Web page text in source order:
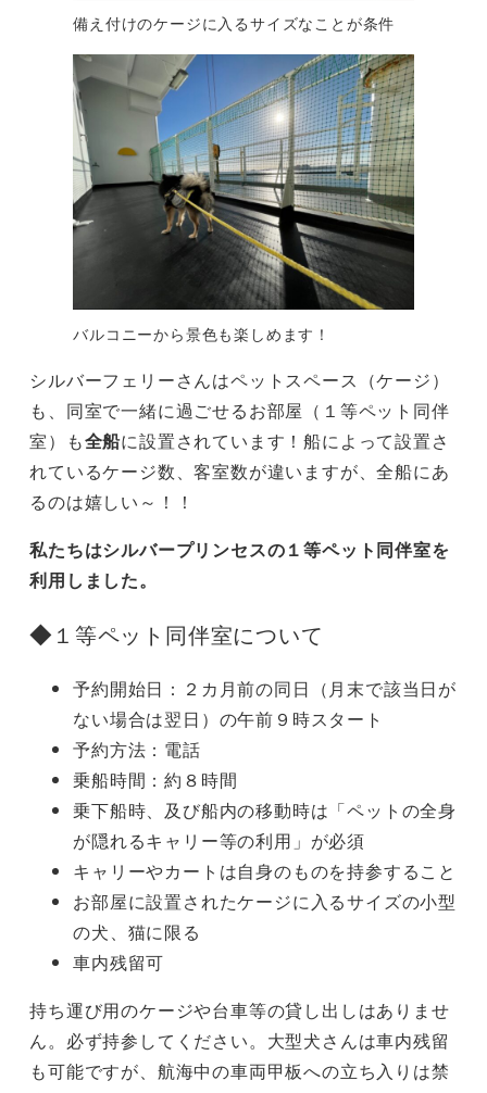
備え付けのケージに入るサイズなことが条件
バルコニーから景色も楽しめます！
シルバーフェリーさんはペットスペース（ケージ）
も、同室で一緒に過ごせるお部屋（１等ペット同伴
室）も全船に設置されています！船によって設置さ
れているケージ数、客室数が違いますが、全船にあ
るのは嬉しい～！！
私たちはシルバープリンセスの１等ペット同伴室を
利用しました。
◆１等ペット同伴室について
予約開始日：２カ月前の同日（月末で該当日が
ない場合は翌日）の午前９時スタート
予約方法：電話
乗船時間：約８時間
乗下船時、及び船内の移動時は「ペットの全身
が隠れるキャリー等の利用」が必須
キャリーやカートは自身のものを持参すること
お部屋に設置されたケージに入るサイズの小型
の犬、猫に限る
車内残留可
持ち運び用のケージや台車等の貸し出しはありませ
ん。必ず持参してください。大型犬さんは車内残留
も可能ですが、航海中の車両甲板への立ち入りは禁